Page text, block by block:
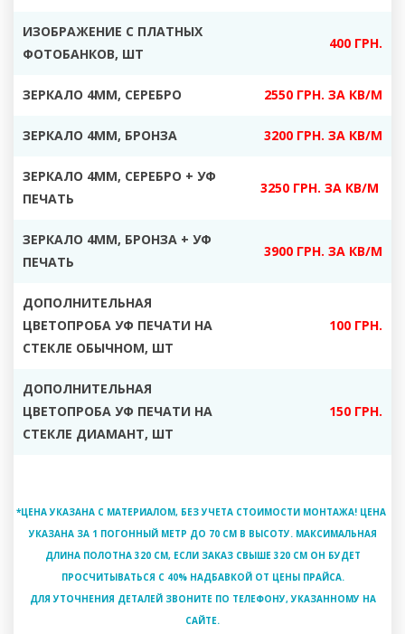
ИЗОБРАЖЕНИЕ С ПЛАТНЫХ
ФОТОБАНКОВ, ШТ
400 ГРН.
ЗЕРКАЛО 4ММ, СЕРЕБРО 2550 ГРН. ЗА КВ/М
ЗЕРКАЛО 4ММ, БРОНЗА 3200 ГРН. ЗА КВ/М
ЗЕРКАЛО 4ММ, СЕРЕБРО + УФ
ПЕЧАТЬ
3250 ГРН. ЗА КВ/М
ЗЕРКАЛО 4ММ, БРОНЗА + УФ
ПЕЧАТЬ
3900 ГРН. ЗА КВ/М
ДОПОЛНИТЕЛЬНАЯ
ЦВЕТОПРОБА УФ ПЕЧАТИ НА
СТЕКЛЕ ОБЫЧНОМ, ШТ
100 ГРН.
ДОПОЛНИТЕЛЬНАЯ
ЦВЕТОПРОБА УФ ПЕЧАТИ НА
СТЕКЛЕ ДИАМАНТ, ШТ
150 ГРН.
*ЦЕНА УКАЗАНА С МАТЕРИАЛОМ, БЕЗ УЧЕТА СТОИМОСТИ МОНТАЖА! ЦЕНА
УКАЗАНА ЗА 1 ПОГОННЫЙ МЕТР ДО 70 СМ В ВЫСОТУ. МАКСИМАЛЬНАЯ
ДЛИНА ПОЛОТНА 320 СМ, ЕСЛИ ЗАКАЗ СВЫШЕ 320 СМ ОН БУДЕТ
ПРОСЧИТЫВАТЬСЯ С 40% НАДБАВКОЙ ОТ ЦЕНЫ ПРАЙСА.
ДЛЯ УТОЧНЕНИЯ ДЕТАЛЕЙ ЗВОНИТЕ ПО ТЕЛЕФОНУ, УКАЗАННОМУ НА
САЙТЕ.